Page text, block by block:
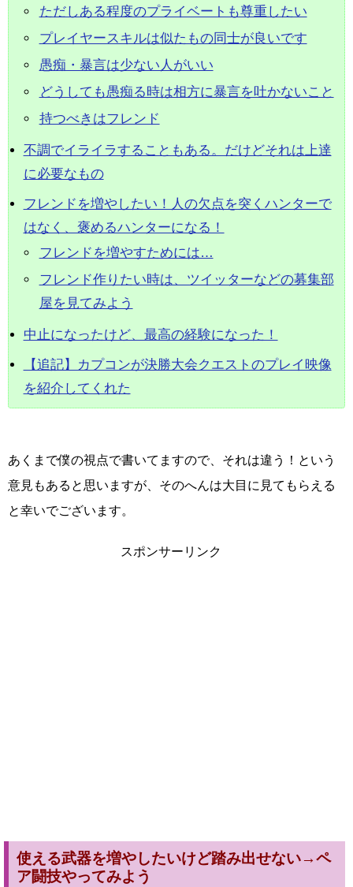
ただしある程度のプライベートも尊重したい
プレイヤースキルは似たもの同士が良いです
愚痴・暴言は少ない人がいい
どうしても愚痴る時は相方に暴言を吐かないこと
持つべきはフレンド
不調でイライラすることもある。だけどそれは上達
に必要なもの
フレンドを増やしたい！人の欠点を突くハンターで
はなく、褒めるハンターになる！
フレンドを増やすためには…
フレンド作りたい時は、ツイッターなどの募集部
屋を見てみよう
中止になったけど、最高の経験になった！
【追記】カプコンが決勝大会クエストのプレイ映像
を紹介してくれた
あくまで僕の視点で書いてますので、それは違う！という
意見もあると思いますが、そのへんは大目に見てもらえる
と幸いでございます。
スポンサーリンク
使える武器を増やしたいけど踏み出せない→ペ
ア闘技やってみよう